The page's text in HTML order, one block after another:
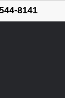
8141